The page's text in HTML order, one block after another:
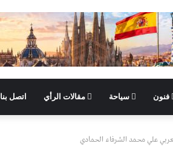
فنون سياحة مقالات الرأي اتصل بنا
علي محمد الشرفاء الحمادي